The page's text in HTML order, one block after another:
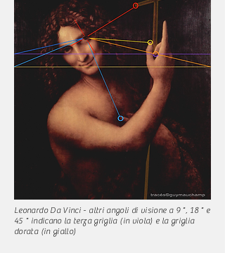
Leonardo Da Vinci - altri angoli di visione a 9 °, 18 ° e
45 ° indicano la terza griglia (in viola) e la griglia
dorata (in giallo)